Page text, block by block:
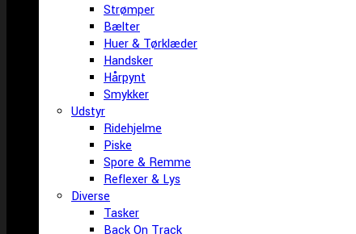
Strømper
Bælter
Huer & Tørklæder
Handsker
Hårpynt
Smykker
Udstyr
Ridehjelme
Piske
Spore & Remme
Reflexer & Lys
Diverse
Tasker
Back On Track